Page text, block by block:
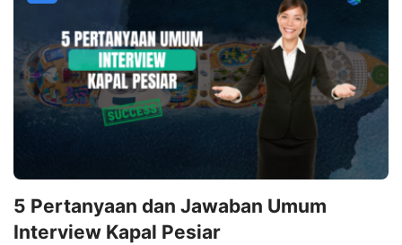
5 Pertanyaan dan Jawaban Umum
Interview Kapal Pesiar